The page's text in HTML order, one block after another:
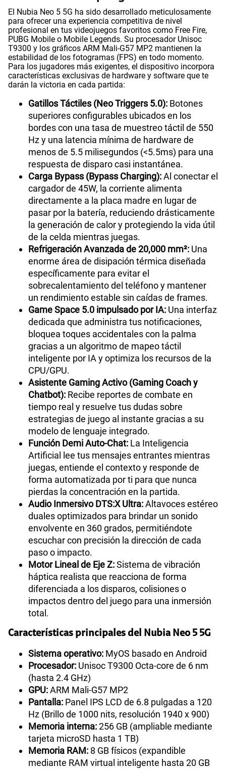
El Nubia Neo 5 5G ha sido desarrollado meticulosamente
para ofrecer una experiencia competitiva de nivel
profesional en tus videojuegos favoritos como Free Fire,
PUBG Mobile o Mobile Legends. Su procesador Unisoc
T9300 y los gráficos ARM Mali-G57 MP2 mantienen la
estabilidad de los fotogramas (FPS) en todo momento.
Para los jugadores más exigentes, el dispositivo incorpora
características exclusivas de hardware y software que te
darán la victoria en cada partida:
Gatillos Táctiles (Neo Triggers 5.0): Botones
superiores configurables ubicados en los
bordes con una tasa de muestreo táctil de 550
Hz y una latencia mínima de hardware de
menos de 5.5 milisegundos (<5.5ms) para una
respuesta de disparo casi instantánea.
Carga Bypass (Bypass Charging):Al conectar el
cargador de 45W, la corriente alimenta
directamente a la placa madre en lugar de
pasar por la batería, reduciendo drásticamente
la generación de calor y protegiendo la vida útil
de la celda mientras juegas.
Refrigeración Avanzada de 20,000 mm²: Una
enorme área de disipación térmica diseñada
específicamente para evitar el
sobrecalentamiento del teléfono y mantener
un rendimiento estable sin caídas de frames.
Game Space 5.0 impulsado por IA: Una interfaz
dedicada que administra tus notificaciones,
bloquea toques accidentales con la palma
gracias a un algoritmo de mapeo táctil
inteligente por IA y optimiza los recursos de la
CPU/GPU.
Asistente Gaming Activo (Gaming Coach y
Chatbot): Recibe reportes de combate en
tiempo real y resuelve tus dudas sobre
estrategias de juego al instante gracias a su
modelo de lenguaje integrado.
Función Demi Auto-Chat: La Inteligencia
Artificial lee tus mensajes entrantes mientras
juegas, entiende el contexto y responde de
forma automatizada por ti para que nunca
pierdas la concentración en la partida.
Audio Inmersivo DTS:X Ultra:Altavoces estéreo
duales optimizados para brindar un sonido
envolvente en 360 grados, permitiéndote
escuchar con precisión la dirección de cada
paso o impacto.
Motor Lineal de Eje Z:Sistema de vibración
háptica realista que reacciona de forma
diferenciada a los disparos, colisiones o
impactos dentro del juego para una inmersión
total.
Características principales del Nubia Neo 5 5G
Sistema operativo: MyOS basado en Android
Procesador: Unisoc T9300 Octa-core de 6 nm
(hasta 2.4 GHz)
GPU:ARM Mali-G57 MP2
Pantalla: Panel IPS LCD de 6.8 pulgadas a 120
Hz (Brillo de 1000 nits, resolución 1940 x 900)
Memoria interna:256 GB (ampliable mediante
tarjeta microSD hasta 1 TB)
Memoria RAM: 8 GB físicos (expandible
mediante RAM virtual inteligente hasta 20 GB